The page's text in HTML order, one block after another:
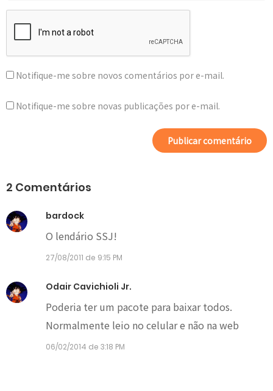
Notifique-me sobre novos comentários por e-mail.
Notifique-me sobre novas publicações por e-mail.
2 Comentários
bardock
O lendário SSJ!
27/08/2011 de 9:15 PM
Odair Cavichioli Jr.
Poderia ter um pacote para baixar todos.
Normalmente leio no celular e não na web
06/02/2014 de 3:18 PM